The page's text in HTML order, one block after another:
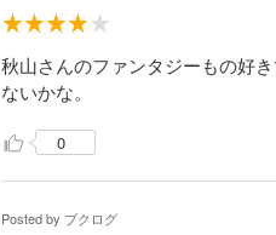
秋山さんのファンタジーもの好
ないかな。
0
Posted by ブクログ